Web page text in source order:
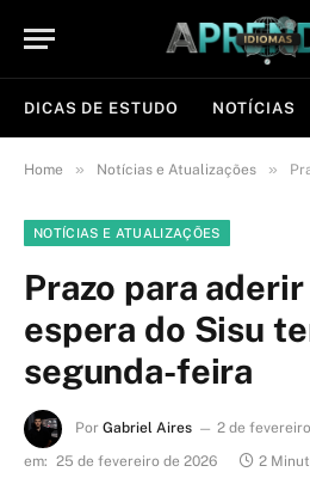
DICAS DE ESTUDO NOTÍCIAS
Home » Notícias e Atualizações »
NOTÍCIAS E ATUALIZAÇÕES
Prazo para
espera do Sisu
segunda-feira
Por Gabriel Aires 2 de
em: 25 de fevereiro de 2026 2